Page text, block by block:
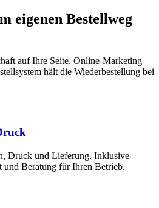
eigenen Bestellweg
auf Ihre Seite. Online-Marketing
hält die Wiederbestellung bei
Druck und Lieferung. Inklusive
Beratung für Ihren Betrieb.